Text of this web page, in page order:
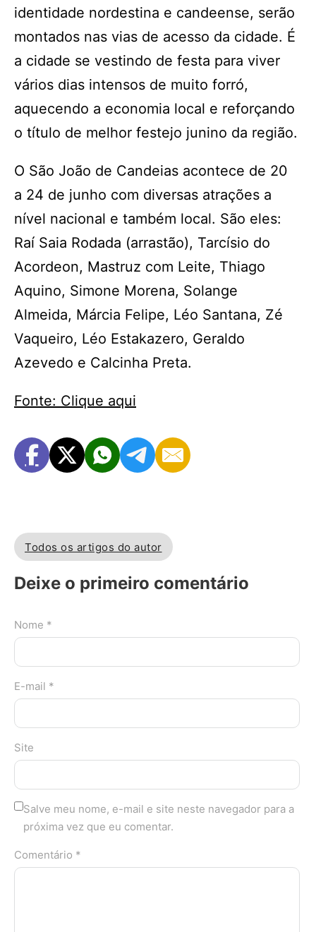
identidade nordestina e candeense, serão
montados nas vias de acesso da cidade. É
a cidade se vestindo de festa para viver
vários dias intensos de muito forró,
aquecendo a economia local e reforçando
o título de melhor festejo junino da região.
O São João de Candeias acontece de 20
a 24 de junho com diversas atrações a
nível nacional e também local. São eles:
Raí Saia Rodada (arrastão), Tarcísio do
Acordeon, Mastruz com Leite, Thiago
Aquino, Simone Morena, Solange
Almeida, Márcia Felipe, Léo Santana, Zé
Vaqueiro, Léo Estakazero, Geraldo
Azevedo e Calcinha Preta.
Fonte: Clique aqui
Todos os artigos do autor
Deixe o primeiro comentário
Nome *
E-mail *
Site
Salve meu nome, e-mail e site neste navegador para a
próxima vez que eu comentar.
Comentário *